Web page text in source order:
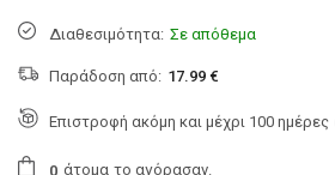
Διαθεσιμότητα: Σε απόθεμα
Παράδοση από: 17.99 €
Επιστροφή ακόμη και μέχρι 100 ημέρες
0 άτομα το αγόρασαν.